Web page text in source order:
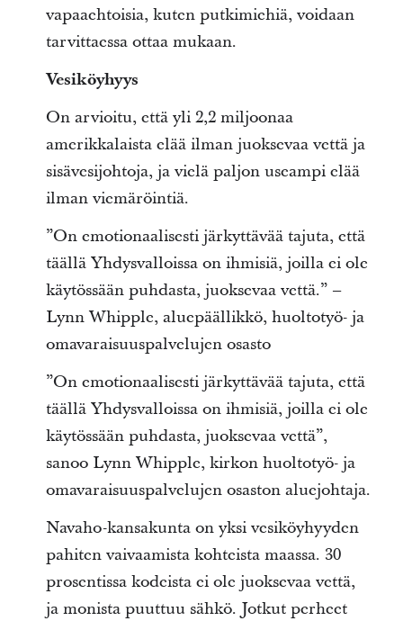
vapaaehtoisia, kuten putkimiehiä, voidaan
tarvittaessa ottaa mukaan.
Vesiköyhyys
On arvioitu, että yli 2,2 miljoonaa
amerikkalaista elää ilman juoksevaa vettä ja
sisävesijohtoja, ja vielä paljon useampi elää
ilman viemäröintiä.
”On emotionaalisesti järkyttävää tajuta, että
täällä Yhdysvalloissa on ihmisiä, joilla ei ole
käytössään puhdasta, juoksevaa vettä.” –
Lynn Whipple, aluepäällikkö, huoltotyö- ja
omavaraisuuspalvelujen osasto
”On emotionaalisesti järkyttävää tajuta, että
täällä Yhdysvalloissa on ihmisiä, joilla ei ole
käytössään puhdasta, juoksevaa vettä”,
sanoo Lynn Whipple, kirkon huoltotyö- ja
omavaraisuuspalvelujen osaston aluejohtaja.
Navaho-kansakunta on yksi vesiköyhyyden
pahiten vaivaamista kohteista maassa. 30
prosentissa kodeista ei ole juoksevaa vettä,
ja monista puuttuu sähkö. Jotkut perheet